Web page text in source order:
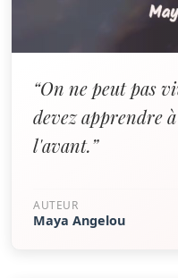
“On ne peut pas
devez apprendre
l'avant.”
AUTEUR
Maya Angelou